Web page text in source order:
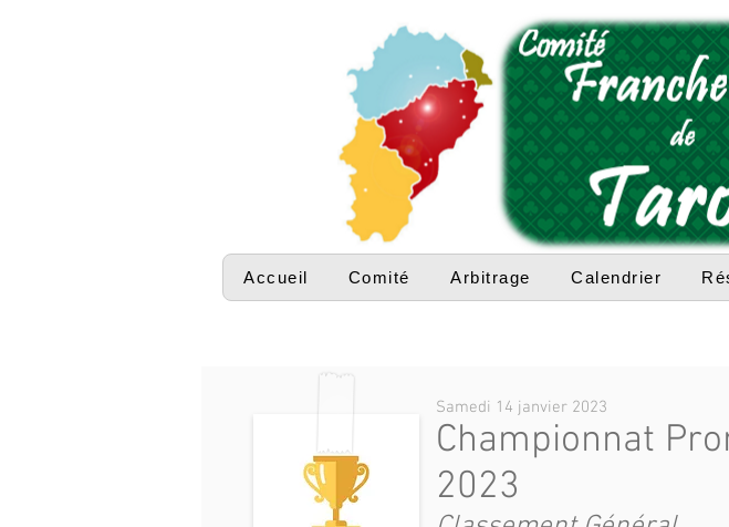
Accueil Comité Arbitrage Calendrier
Samedi 14 janvier 2023
Championnat
2023